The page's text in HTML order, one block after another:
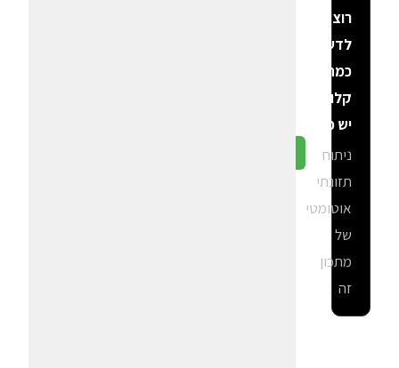
רוצה
לדעת
כמה
קלוריות
יש פה?
ניתוח
תזונתי
אוטומטי
של
מתכון
זה